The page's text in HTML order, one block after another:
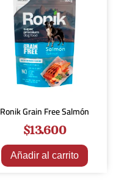
Ronik Grain Free Salmón
$13.600
Añadir al carrito